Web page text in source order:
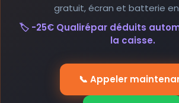
gratuit, écran et batterie en
🏷️ -25€ Qualirépar déduits
la caisse.
📞 Appeler